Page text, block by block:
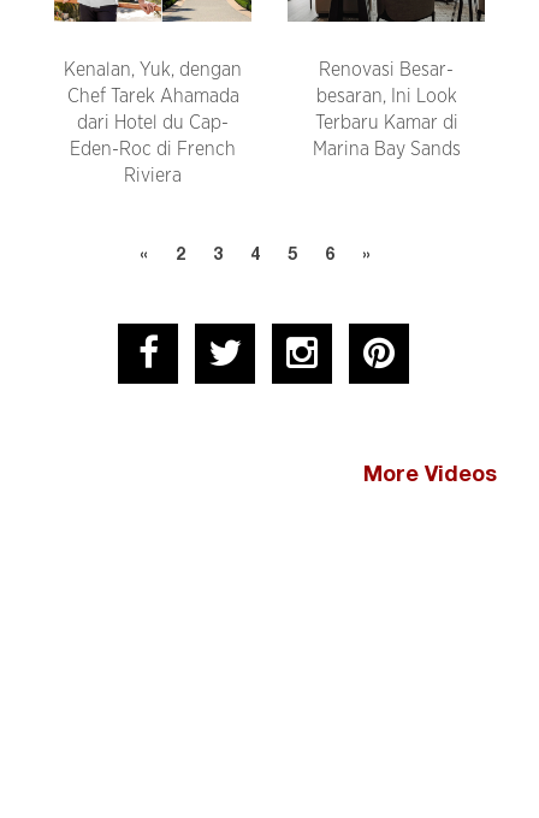
Kenalan, Yuk, dengan
Chef Tarek Ahamada
dari Hotel du Cap-
Eden-Roc di French
Riviera
Renovasi Besar-
besaran, Ini Look
Terbaru Kamar di
Marina Bay Sands
« 2 3 4 5 6 »
More Videos